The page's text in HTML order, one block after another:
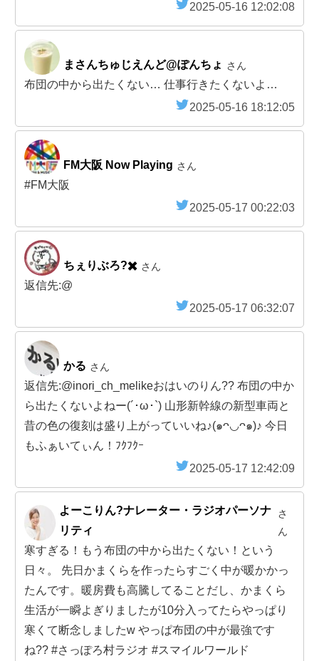
2025-05-16 12:02:08
まさんちゅじえんど@ぽんちょ さん
布団の中から出たくない… 仕事行きたくないよ…
2025-05-16 18:12:05
FM大阪 Now Playing さん
#FM大阪
2025-05-17 00:22:03
ちぇりぶろ?✖️ さん
返信先:@
2025-05-17 06:32:07
かる さん
返信先:@inori_ch_melikeおはいのりん?? 布団の中か
ら出たくないよねー(´･ω･`) 山形新幹線の新型車両と
昔の色の復刻は盛り上がっていいね♪(๑ᴖ◡ᴖ๑)♪ 今日
もふぁいてぃん！ﾌｸﾌｸｰ
2025-05-17 12:42:09
よーこりん?️ナレーター・ラジオパーソナ
リティ
さ
ん
寒すぎる！もう布団の中から出たくない！という
日々。 先日かまくらを作ったらすごく中が暖かかっ
たんです。暖房費も高騰してることだし、かまくら
生活が一瞬よぎりましたが10分入ってたらやっぱり
寒くて断念しましたw やっぱ布団の中が最強です
ね?‍?️ #さっぽろ村ラジオ #スマイルワールド